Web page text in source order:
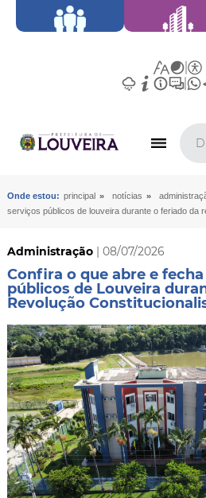
Onde estou: principal » notícias »
serviços públicos de louveira durante o feriado da
Administração| 08/07/2026
Confira o que abre e
públicos de Louveira
Revolução